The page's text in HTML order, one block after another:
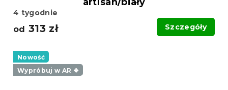
4 tygodnie
od 313 zł Szczegóły
Nowość
Wypróbuj w AR ❖